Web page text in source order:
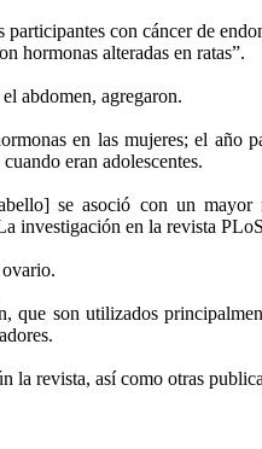
con cáncer de
hormonas alteradas en ratas”.
abdomen, agregaron.
en las mujeres; el año
eran adolescentes.
se asoció con un
investigación en la revista
son utilizados
la revista, así como otras